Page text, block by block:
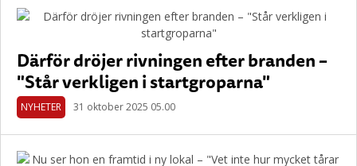
Därför dröjer rivningen efter branden –
"Står verkligen i startgroparna"
NYHETER 31 oktober 2025 05.00